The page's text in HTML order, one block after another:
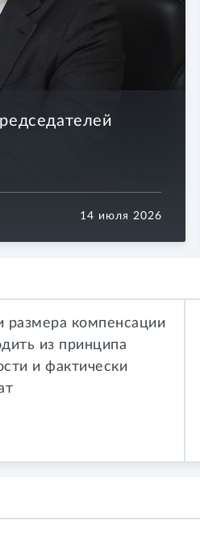
14 июля 2026
размера компенсации
из принципа
и фактически